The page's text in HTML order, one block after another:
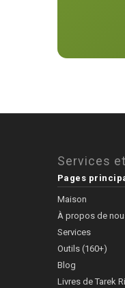
Services
Pages
Maison
À propos de
Services
Outils (160+)
Blog
Livres de Tarek